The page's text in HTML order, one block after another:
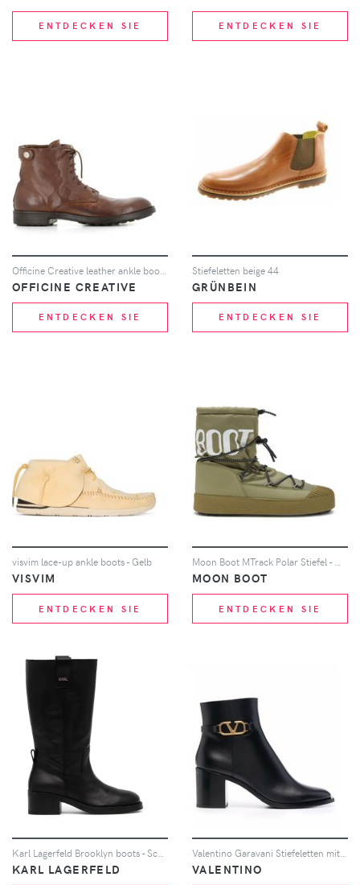
ENTDECKEN SIE ENTDECKEN SIE
OFFICINE CREATIVE
ENTDECKEN SIE
Stiefeletten beige 44
GRÜNBEIN
ENTDECKEN SIE
visvim lace-up ankle boots - Gelb
VISVIM
ENTDECKEN SIE
MOON BOOT
ENTDECKEN SIE
KARL LAGERFELD VALENTINO